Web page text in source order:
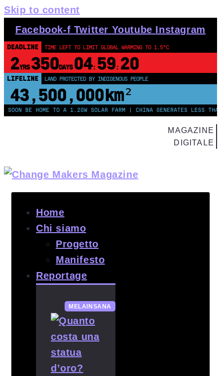
Skip to content
Facebook-f Twitter Youtube Instagram
DEADLINE TIME LEFT TO LIMIT GLOBAL WARMING TO 1.5°C
2YRS350DAYS 04: 59: 19
LIFELINE LOSS & DAMAGE OWED BY G7 NATIONS
$13 .82932810
HOME TO A 1.2GW SOLAR FARM | CHINA GENERATES LESS THAN
MAGAZINE
DIGITALE
Home
Chi siamo
Progetto
Manifesto
Reportage
MELAINSANA